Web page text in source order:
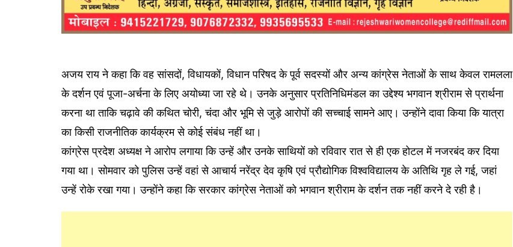
अजय राय ने कहा कि वह सांसदों, विधायकों, विधान परिषद के पूर्व सदस्यों और अन्य कांग्रेस नेताओं के साथ केवल रामलला
के दर्शन एवं पूजा-अर्चना के लिए अयोध्या जा रहे थे। उनके अनुसार प्रतिनिधिमंडल का उद्देश्य भगवान श्रीराम से प्रार्थना
करना था ताकि चढ़ावे की कथित चोरी, चंदा और भूमि से जुड़े आरोपों की सच्चाई सामने आए। उन्होंने दावा किया कि यात्रा
का किसी राजनीतिक कार्यक्रम से कोई संबंध नहीं था।
कांग्रेस प्रदेश अध्यक्ष ने आरोप लगाया कि उन्हें और उनके साथियों को रविवार रात से ही एक होटल में नजरबंद कर दिया
गया था। सोमवार को पुलिस उन्हें वहां से आचार्य नरेंद्र देव कृषि एवं प्रौद्योगिक विश्वविद्यालय के अतिथि गृह ले गई, जहां
उन्हें रोके रखा गया। उन्होंने कहा कि सरकार कांग्रेस नेताओं को भगवान श्रीराम के दर्शन तक नहीं करने दे रही है।